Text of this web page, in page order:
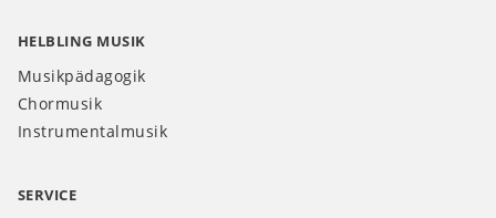
HELBLING MUSIK
Musikpädagogik
Chormusik
Instrumentalmusik
SERVICE